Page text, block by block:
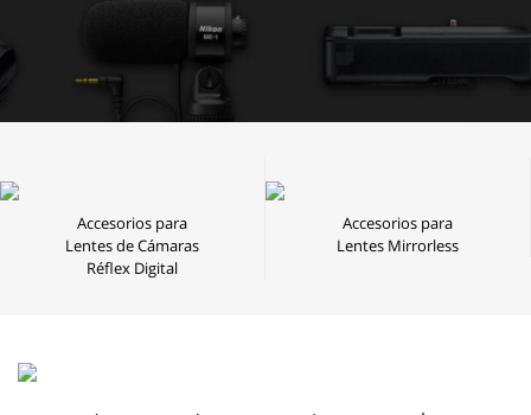
Accesorios para
Lentes de Cámaras
Réflex Digital
Accesorios para
Lentes Mirrorless